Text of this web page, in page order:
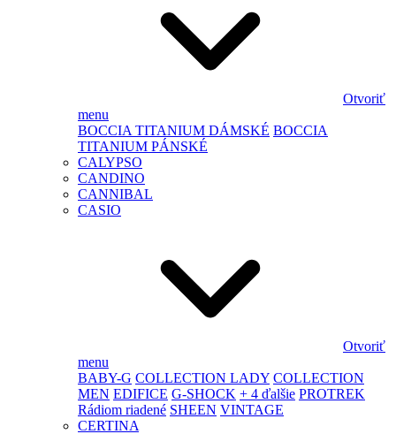
Otvoriť
menu
BOCCIA TITANIUM DÁMSKÉ BOCCIA
TITANIUM PÁNSKÉ
CALYPSO
CANDINO
CANNIBAL
CASIO
Otvoriť
menu
BABY-G COLLECTION LADY COLLECTION
MEN EDIFICE G-SHOCK + 4 ďalšie PROTREK
Rádiom riadené SHEEN VINTAGE
CERTINA